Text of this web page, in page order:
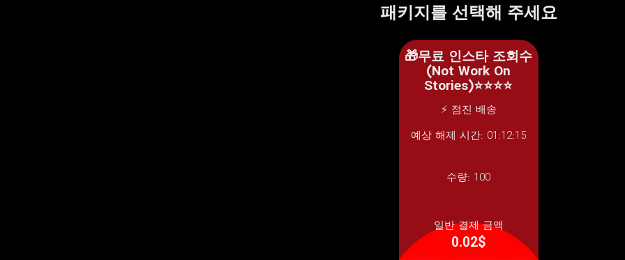
패키지를 선택해 주세요
🎁무료 인스타 조회수
(Not Work On
Stories)⭐⭐⭐⭐
⚡ 점진 배송
예상 해제 시간: 01:12:15
수량: 100
일반 결제 금액
0.02$